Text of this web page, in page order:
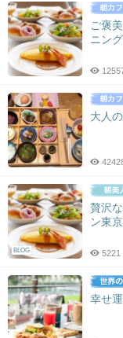
ご褒
ニン
大人
BLOG
贅沢
ン東
5221
幸せ